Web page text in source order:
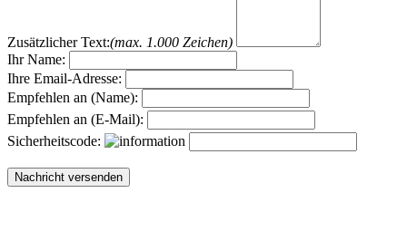
Zusätzlicher Text:(max. 1.000 Zeichen)
Ihr Name:
Ihre Email-Adresse:
Empfehlen an (Name):
Empfehlen an (E-Mail):
Sicherheitscode: